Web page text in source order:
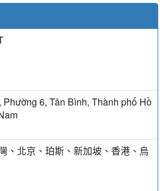
6, Tân Bình, Thành phố Hồ
、北京、珀斯、新加坡、香港、烏